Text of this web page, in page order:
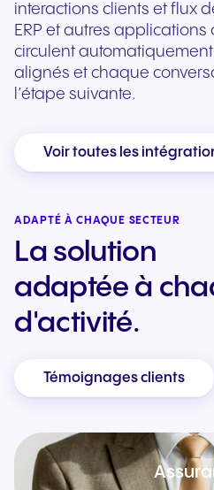
interactions clients et flux
ERP et autres applications
circulent
alignés et chaque
l’étape suivante.
Voir toutes les
ADAPTÉ À CHAQUE SECTEUR
La solution
adaptée à
d'activité.
Témoignages clients